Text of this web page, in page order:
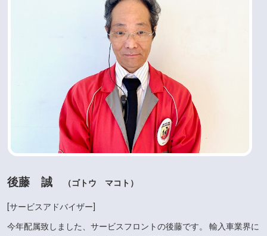
後藤 誠 （ゴトウ マコト）
[サービスアドバイザー]
今年配属致しました、サービスフロントの後藤です。 輸入車業界に